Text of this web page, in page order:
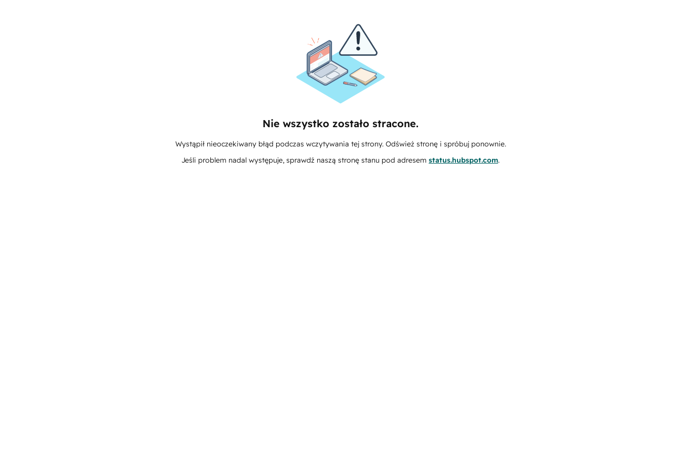
Nie wszystko zostało stracone.
Wystąpił nieoczekiwany błąd podczas wczytywania tej strony. Odśwież stronę i spróbuj ponownie.
Jeśli problem nadal występuje, sprawdź naszą stronę stanu pod adresem status.hubspot.com.